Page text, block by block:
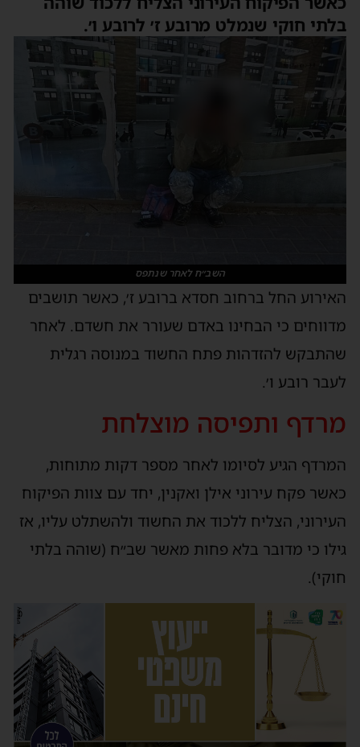
בלתי חוקי שנמלט מרובע ז׳ לרובע ו׳.
השב״ח לאחר שנתפס
האירוע החל ברחוב חסדא ברובע ז׳, כאשר תושבים
מדווחים כי הבחינו באדם שעורר את חשדם. לאחר
שהתבקש להזדהות פתח החשוד במנוסה רגלית
לעבר רובע ו׳.
מרדף ותפיסה מוצלחת
המרדף הגיע לסיומו לאחר מספר דקות מתוחות,
כאשר פקח עירוני אילן ואקנין, יחד עם צוות הפיקוח
העירוני, הצליח ללכוד את החשוד ולהשתלט עליו, אז
גילו כי מדובר בלא פחות מאשר שב״ח (שוהה בלתי
חוקי).